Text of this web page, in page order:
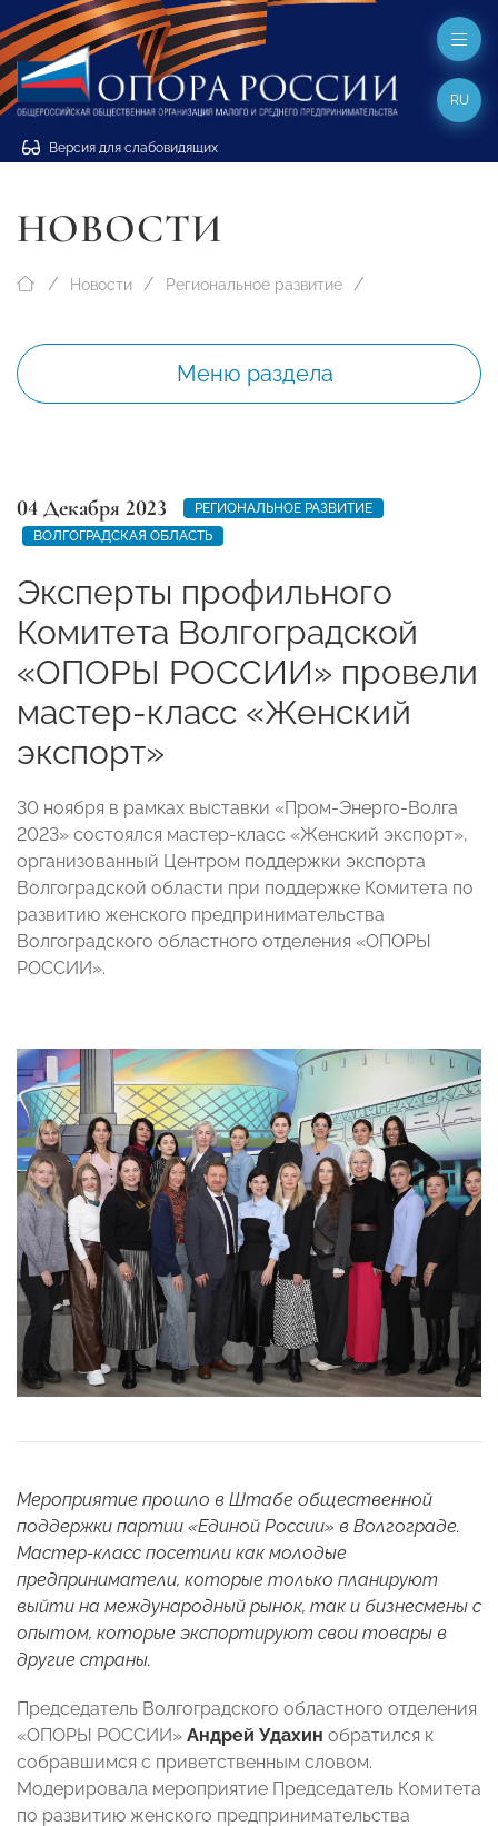
Версия для слабовидящих
RU
НОВОСТИ
Новости Региональное развитие
Меню раздела
04 Декабря 2023
РЕГИОНАЛЬНОЕ РАЗВИТИЕ
ВОЛГОГРАДСКАЯ ОБЛАСТЬ
Эксперты профильного
Комитета Волгоградской
«ОПОРЫ РОССИИ» провели
мастер-класс «Женский
экспорт»
30 ноября в рамках выставки «Пром-Энерго-Волга
2023» состоялся мастер-класс «Женский экспорт»,
организованный Центром поддержки экспорта
Волгоградской области при поддержке Комитета по
развитию женского предпринимательства
Волгоградского областного отделения «ОПОРЫ
РОССИИ».
Мероприятие прошло в Штабе общественной
поддержки партии «Единой России» в Волгограде.
Мастер-класс посетили как молодые
предприниматели, которые только планируют
выйти на международный рынок, так и бизнесмены с
опытом, которые экспортируют свои товары в
другие страны.
Председатель Волгоградского областного отделения
«ОПОРЫ РОССИИ» Андрей Удахин обратился к
собравшимся с приветственным словом.
Модерировала мероприятие Председатель Комитета
по развитию женского предпринимательства